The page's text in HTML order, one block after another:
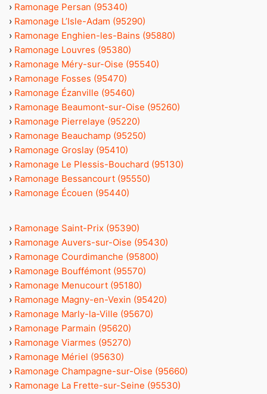
› Ramonage Persan (95340)
› Ramonage L’Isle-Adam (95290)
› Ramonage Enghien-les-Bains (95880)
› Ramonage Louvres (95380)
› Ramonage Méry-sur-Oise (95540)
› Ramonage Fosses (95470)
› Ramonage Ézanville (95460)
› Ramonage Beaumont-sur-Oise (95260)
› Ramonage Pierrelaye (95220)
› Ramonage Beauchamp (95250)
› Ramonage Groslay (95410)
› Ramonage Le Plessis-Bouchard (95130)
› Ramonage Bessancourt (95550)
› Ramonage Écouen (95440)
› Ramonage Saint-Prix (95390)
› Ramonage Auvers-sur-Oise (95430)
› Ramonage Courdimanche (95800)
› Ramonage Bouffémont (95570)
› Ramonage Menucourt (95180)
› Ramonage Magny-en-Vexin (95420)
› Ramonage Marly-la-Ville (95670)
› Ramonage Parmain (95620)
› Ramonage Viarmes (95270)
› Ramonage Mériel (95630)
› Ramonage Champagne-sur-Oise (95660)
› Ramonage La Frette-sur-Seine (95530)